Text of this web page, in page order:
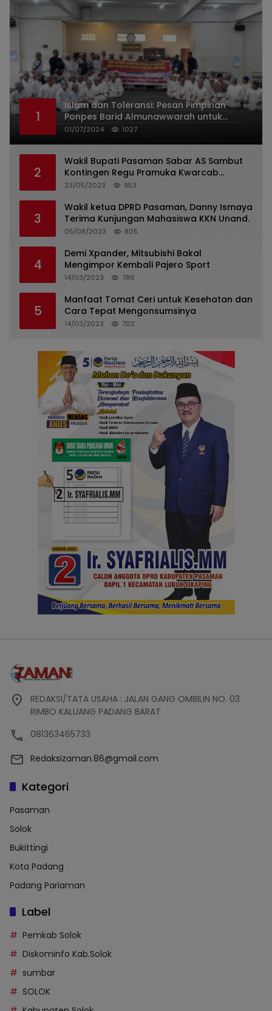
1
Islam dan Toleransi: Pesan Pimpinan
Ponpes Barid Almunawwarah untuk
Indonesia
01/07/2024 1027
2
Wakil Bupati Pasaman Sabar AS Sambut
Kontingen Regu Pramuka Kwarcab
Pasaman
23/05/2023 953
3
Wakil ketua DPRD Pasaman, Danny Ismaya
Terima Kunjungan Mahasiswa KKN Unand.
05/08/2023 805
4
Demi Xpander, Mitsubishi Bakal
Mengimpor Kembali Pajero Sport
14/03/2023 786
5
Manfaat Tomat Ceri untuk Kesehatan dan
Cara Tepat Mengonsumsinya
14/03/2023 702
REDAKSI/TATA USAHA : JALAN GANG OMBILIN NO. 03
RIMBO KALUANG PADANG BARAT
081363465733
Redaksizaman.86@gmail.com
Kategori
Pasaman
Solok
Bukittingi
Kota Padang
Padang Pariaman
Label
Pemkab Solok
Diskominfo Kab.Solok
sumbar
SOLOK